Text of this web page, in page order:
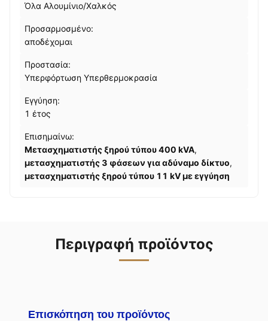
Όλα Αλουμίνιο/Χαλκός
Προσαρμοσμένο:
αποδέχομαι
Προστασία:
Υπερφόρτωση Υπερθερμοκρασία
Εγγύηση:
1 έτος
Επισημαίνω:
Μετασχηματιστής ξηρού τύπου 400 kVA,
μετασχηματιστής 3 φάσεων για αδύναμο δίκτυο,
μετασχηματιστής ξηρού τύπου 11 kV με εγγύηση
Περιγραφή προϊόντος
Επισκόπηση του προϊόντος